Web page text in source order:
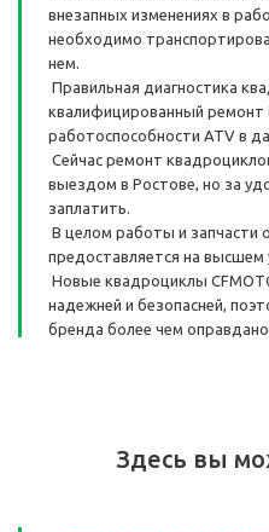
внезапных изменениях в
необходимо
нем.
Правильная диагностика
квалифицированный ремонт
работоспособности ATV в
Сейчас ремонт
выездом в Ростове, но за
заплатить.
В целом работы и запчасти
предоставляется на высшем
Новые квадроциклы
надежней и безопасней,
бренда более чем
Здесь вы